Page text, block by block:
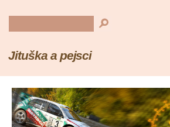
Jituška a pejsci